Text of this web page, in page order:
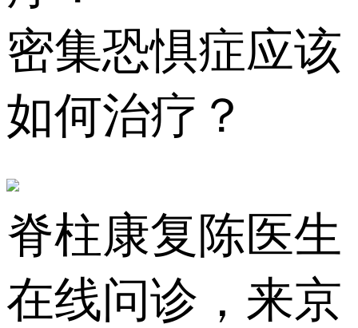
密集恐惧症应该
如何治疗？
脊柱康复陈医生
在线问诊，来京